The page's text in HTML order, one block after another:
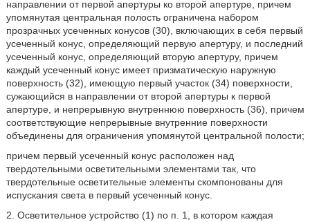
направлении от первой апертуры ко второй апертуре, причем
упомянутая центральная полость ограничена набором
прозрачных усеченных конусов (30), включающих в себя первый
усеченный конус, определяющий первую апертуру, и последний
усеченный конус, определяющий вторую апертуру, причем
каждый усеченный конус имеет призматическую наружную
поверхность (32), имеющую первый участок (34) поверхности,
сужающийся в направлении от второй апертуры к первой
апертуре, и непрерывную внутреннюю поверхность (36), причем
соответствующие непрерывные внутренние поверхности
объединены для ограничения упомянутой центральной полости;
причем первый усеченный конус расположен над
твердотельными осветительными элементами так, что
твердотельные осветительные элементы скомпонованы для
испускания света в первый усеченный конус.
2. Осветительное устройство (1) по п. 1, в котором каждая